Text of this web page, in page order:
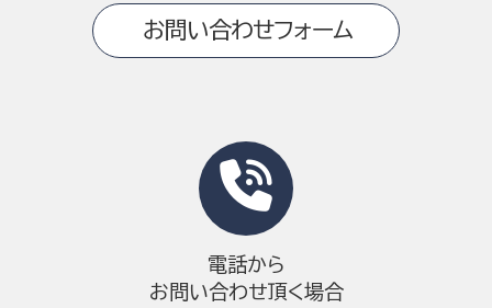
お問い合わせフォーム
電話から
お問い合わせ頂く場合